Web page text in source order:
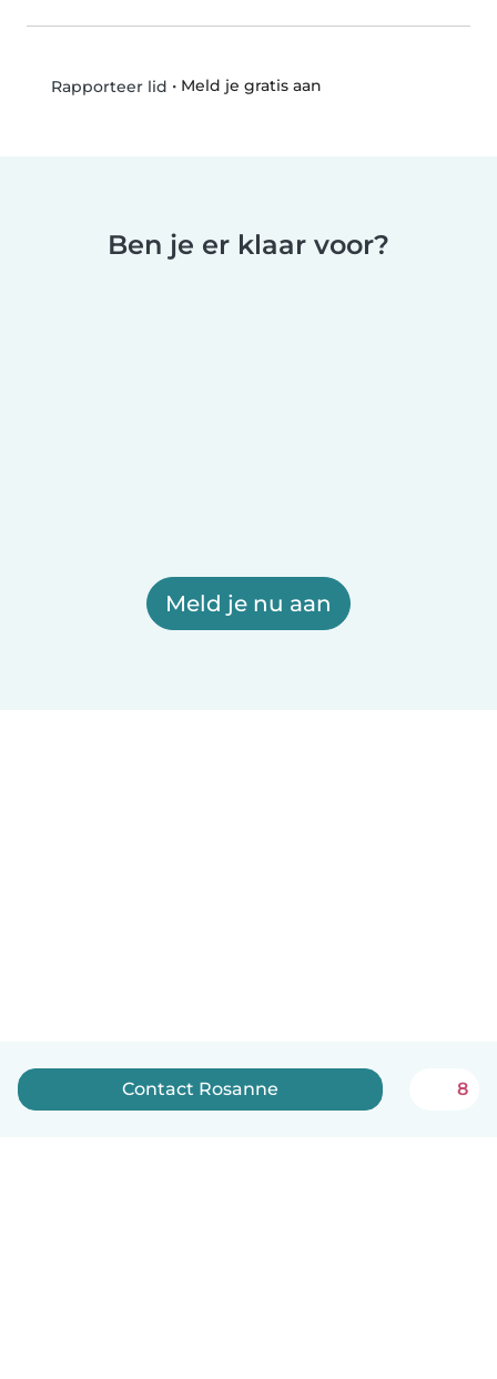
Rapporteer lid • Meld je gratis aan
Ben je er klaar voor?
Meld je nu aan
Contact Rosanne 8